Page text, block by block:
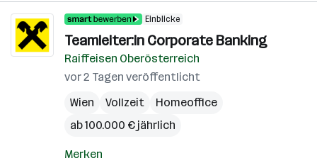
Einblicke
Teamleiter:in Corporate Banking
Raiffeisen Oberösterreich
vor 2 Tagen veröffentlicht
Wien
Vollzeit
Homeoffice
ab 100.000 € jährlich
Merken